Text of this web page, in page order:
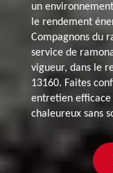
un
le rendement
Compagnons du
service de
vigueur, dans le
13160. Faites
entretien
chaleureux sans